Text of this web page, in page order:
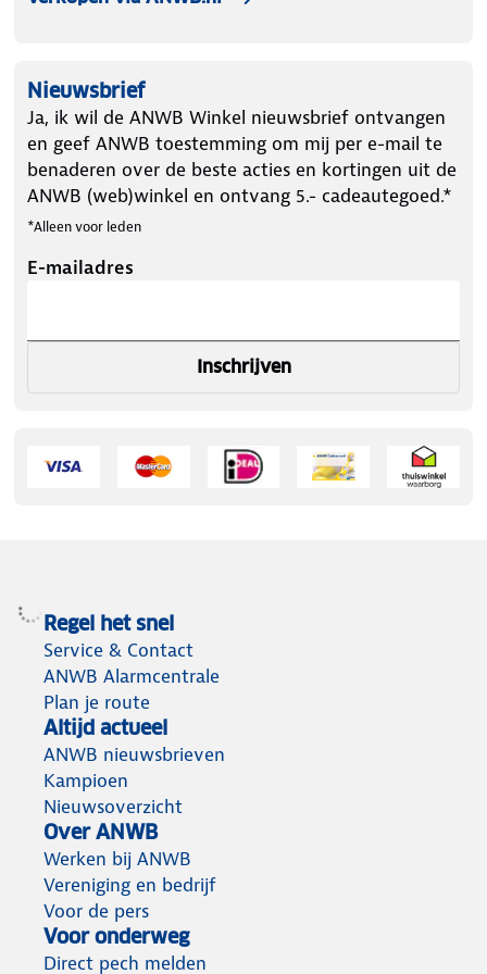
Nieuwsbrief
Ja, ik wil de ANWB Winkel nieuwsbrief ontvangen
en geef ANWB toestemming om mij per e-mail te
benaderen over de beste acties en kortingen uit de
ANWB (web)winkel en ontvang 5.- cadeautegoed.*
*Alleen voor leden
E-mailadres
Inschrijven
Regel het snel
Service & Contact
ANWB Alarmcentrale
Plan je route
Altijd actueel
ANWB nieuwsbrieven
Kampioen
Nieuwsoverzicht
Over ANWB
Werken bij ANWB
Vereniging en bedrijf
Voor de pers
Voor onderweg
Direct pech melden